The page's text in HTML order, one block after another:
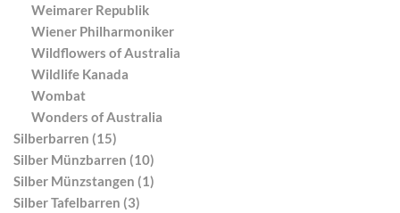
Weimarer Republik
Wiener Philharmoniker
Wildflowers of Australia
Wildlife Kanada
Wombat
Wonders of Australia
Silberbarren (15)
Silber Münzbarren (10)
Silber Münzstangen (1)
Silber Tafelbarren (3)